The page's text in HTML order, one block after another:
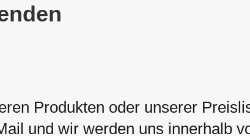
Produkten oder unserer
und wir werden uns innerhalb